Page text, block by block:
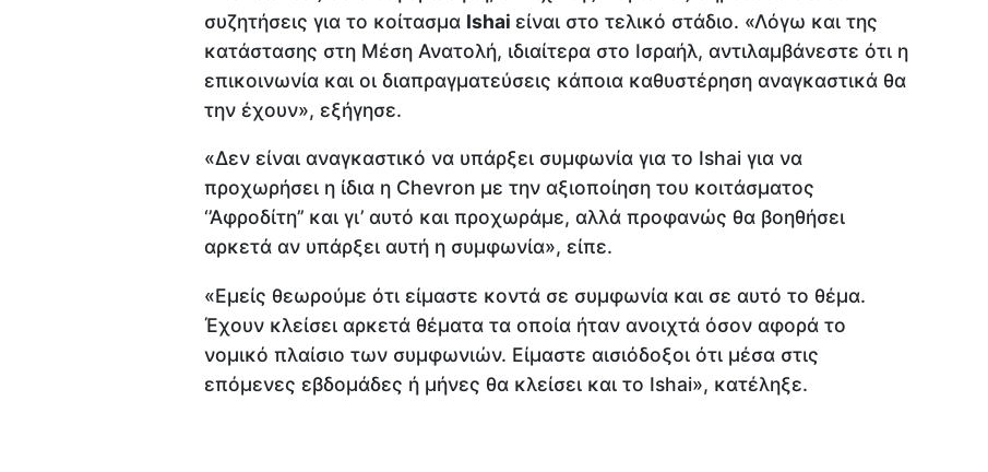
συζητήσεις για το κοίτασμα Ishai είναι στο τελικό στάδιο. «Λόγω και της
κατάστασης στη Μέση Ανατολή, ιδιαίτερα στο Ισραήλ, αντιλαμβάνεστε ότι η
επικοινωνία και οι διαπραγματεύσεις κάποια καθυστέρηση αναγκαστικά θα
την έχουν», εξήγησε.
«Δεν είναι αναγκαστικό να υπάρξει συμφωνία για το Ishai για να
προχωρήσει η ίδια η Chevron με την αξιοποίηση του κοιτάσματος
‘’Αφροδίτη’’ και γι’ αυτό και προχωράμε, αλλά προφανώς θα βοηθήσει
αρκετά αν υπάρξει αυτή η συμφωνία», είπε.
«Εμείς θεωρούμε ότι είμαστε κοντά σε συμφωνία και σε αυτό το θέμα.
Έχουν κλείσει αρκετά θέματα τα οποία ήταν ανοιχτά όσον αφορά το
νομικό πλαίσιο των συμφωνιών. Είμαστε αισιόδοξοι ότι μέσα στις
επόμενες εβδομάδες ή μήνες θα κλείσει και το Ishai», κατέληξε.